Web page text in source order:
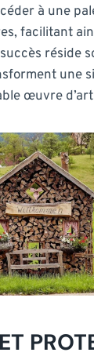
à une
facilitant
réside
une
œuvre